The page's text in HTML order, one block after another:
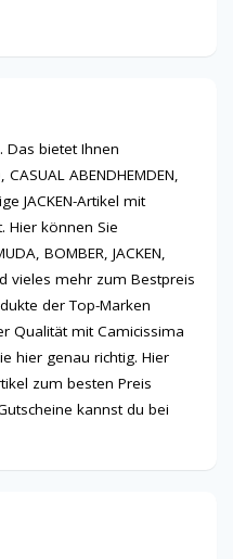
Das bietet Ihnen
CASUAL ABENDHEMDEN,
JACKEN-Artikel mit
Hier können Sie
BOMBER, JACKEN,
vieles mehr zum Bestpreis
der Top-Marken
Qualität mit Camicissima
hier genau richtig. Hier
zum besten Preis
kannst du bei